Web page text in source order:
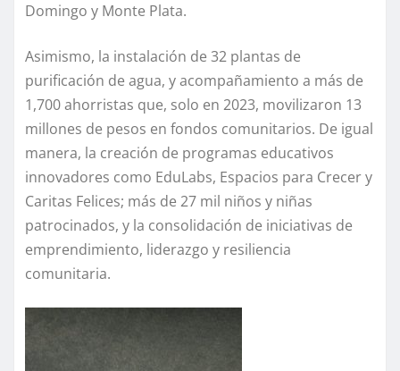
Domingo y Monte Plata.
Asimismo, la instalación de 32 plantas de
purificación de agua, y acompañamiento a más de
1,700 ahorristas que, solo en 2023, movilizaron 13
millones de pesos en fondos comunitarios. De igual
manera, la creación de programas educativos
innovadores como EduLabs, Espacios para Crecer y
Caritas Felices; más de 27 mil niños y niñas
patrocinados, y la consolidación de iniciativas de
emprendimiento, liderazgo y resiliencia
comunitaria.